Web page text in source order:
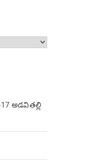
17 అడవితల్లి